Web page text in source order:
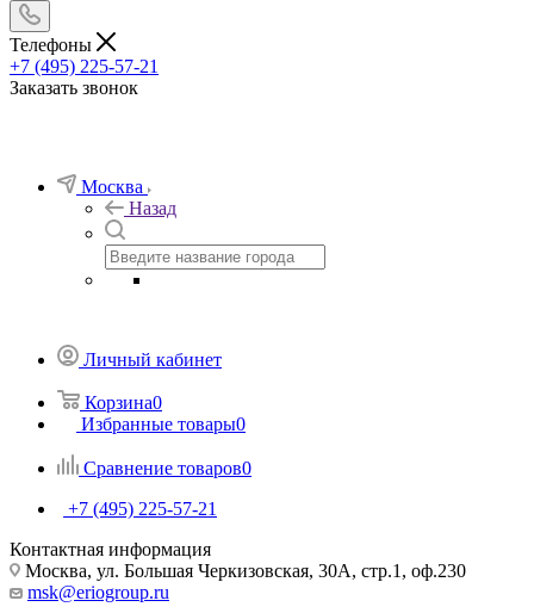
Телефоны
+7 (495) 225-57-21
Заказать звонок
Москва
Назад
Личный кабинет
Корзина0
Избранные товары0
Сравнение товаров0
+7 (495) 225-57-21
Контактная информация
Москва, ул. Большая Черкизовская, 30А, стр.1, оф.230
msk@eriogroup.ru